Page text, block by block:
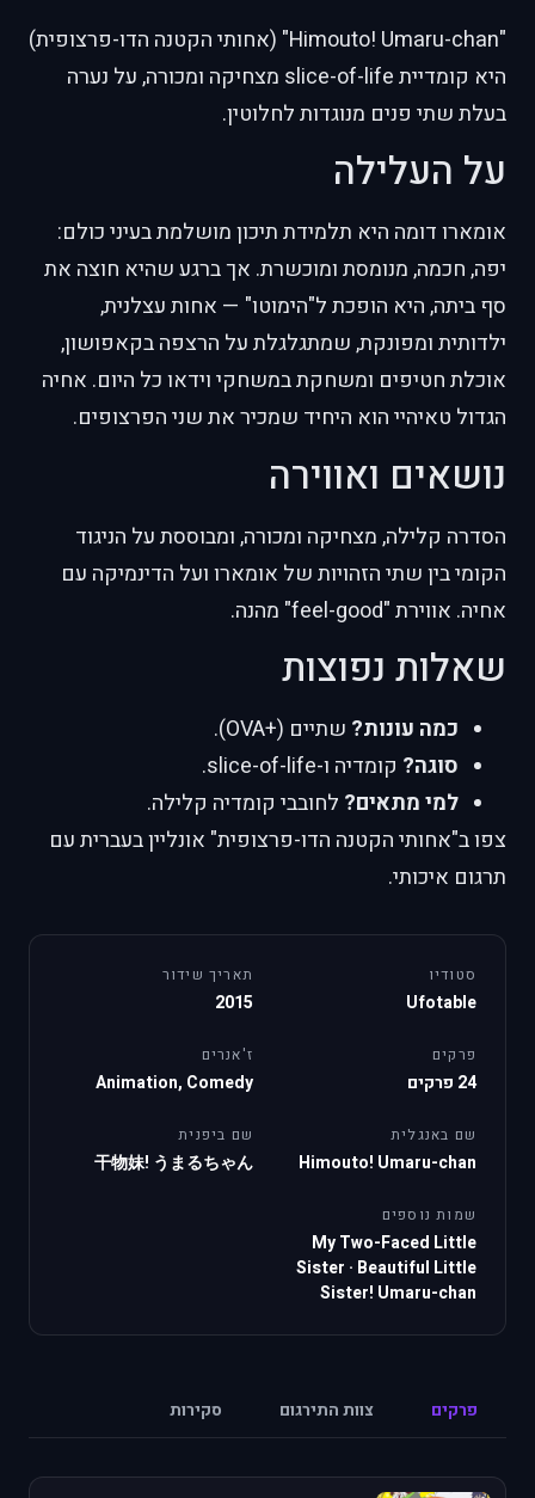
"Himouto! Umaru-chan" (אחותי הקטנה הדו-פרצופית)
היא קומדיית slice-of-life מצחיקה ומכורה, על נערה
בעלת שתי פנים מנוגדות לחלוטין.
על העלילה
אומארו דומה היא תלמידת תיכון מושלמת בעיני כולם:
יפה, חכמה, מנומסת ומוכשרת. אך ברגע שהיא חוצה את
סף ביתה, היא הופכת ל"הימוטו" — אחות עצלנית,
ילדותית ומפונקת, שמתגלגלת על הרצפה בקאפושון,
אוכלת חטיפים ומשחקת במשחקי וידאו כל היום. אחיה
הגדול טאיהיי הוא היחיד שמכיר את שני הפרצופים.
נושאים ואווירה
הסדרה קלילה, מצחיקה ומכורה, ומבוססת על הניגוד
הקומי בין שתי הזהויות של אומארו ועל הדינמיקה עם
אחיה. אווירת "feel-good" מהנה.
שאלות נפוצות
כמה עונות? שתיים (+OVA).
סוגה? קומדיה ו-slice-of-life.
למי מתאים? לחובבי קומדיה קלילה.
צפו ב"אחותי הקטנה הדו-פרצופית" אונליין בעברית עם
תרגום איכותי.
סטודיו
Ufotable
תאריך שידור
2015
פרקים
24 פרקים
ז'אנרים
Animation, Comedy
שם באנגלית
Himouto! Umaru-chan
שם ביפנית
干物妹! うまるちゃん
שמות נוספים
My Two-Faced Little
Sister · Beautiful Little
Sister! Umaru-chan
פרקים צוות התירגום סקירות